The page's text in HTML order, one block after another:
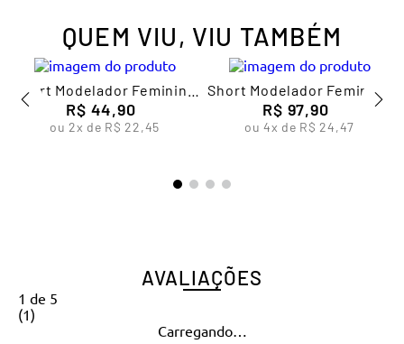
QUEM VIU, VIU TAMBÉM
Short Modelador Feminino
Lupo
R$ 44,90
ou2x de R$ 22,45
Short Modelador Feminino
Lupo
R$ 97,90
ou4x de R$ 24,47
AVALIAÇÕES
1 de 5
(1)
Carregando…